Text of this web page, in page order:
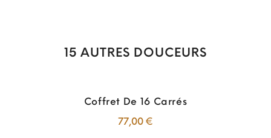
15 AUTRES DOUCEURS
Coffret De 16 Carrés
Prix
77,00 €